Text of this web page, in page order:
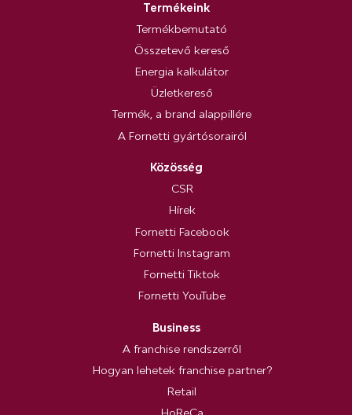
Termékeink
Termékbemutató
Összetevő kereső
Energia kalkulátor
Üzletkereső
Termék, a brand alappillére
A Fornetti gyártósorairól
Közösség
CSR
Hírek
Fornetti Facebook
Fornetti Instagram
Fornetti Tiktok
Fornetti YouTube
Business
A franchise rendszerről
Hogyan lehetek franchise partner?
Retail